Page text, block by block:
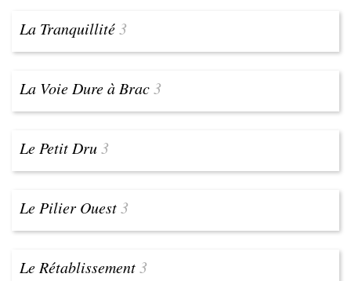
La Tranquillité3
La Voie Dure à Brac3
Le Petit Dru3
Le Pilier Ouest3
Le Rétablissement3